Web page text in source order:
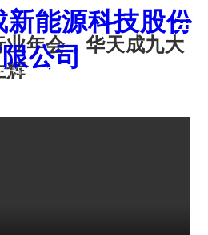
代码：835751
年会，华天成九大
辉